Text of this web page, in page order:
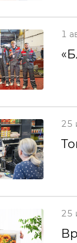
1
25
25